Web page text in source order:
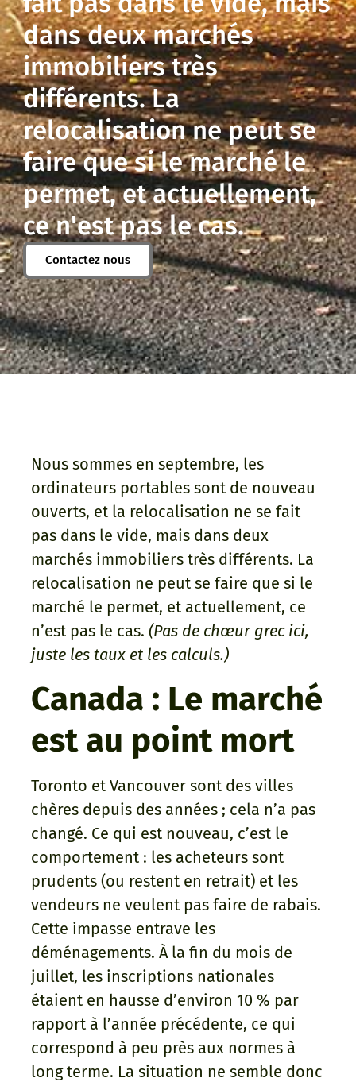
dans deux marchés
immobiliers très
différents. La
relocalisation ne peut se
faire que si le marché le
permet, et actuellement,
ce n'est pas le cas.
Contactez nous
Nous sommes en septembre, les
ordinateurs portables sont de nouveau
ouverts, et la relocalisation ne se fait
pas dans le vide, mais dans deux
marchés immobiliers très différents. La
relocalisation ne peut se faire que si le
marché le permet, et actuellement, ce
n’est pas le cas. (Pas de chœur grec ici,
juste les taux et les calculs.)
Canada : Le marché
est au point mort
Toronto et Vancouver sont des villes
chères depuis des années ; cela n’a pas
changé. Ce qui est nouveau, c’est le
comportement : les acheteurs sont
prudents (ou restent en retrait) et les
vendeurs ne veulent pas faire de rabais.
Cette impasse entrave les
déménagements. À la fin du mois de
juillet, les inscriptions nationales
étaient en hausse d’environ 10 % par
rapport à l’année précédente, ce qui
correspond à peu près aux normes à
long terme. La situation ne semble donc